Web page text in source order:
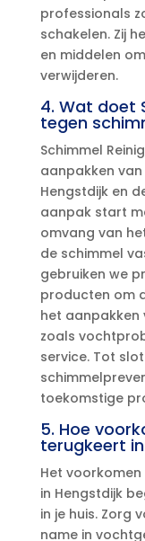
professionals
schakelen.​ Zij
en middelen
verwijderen.​
4.​ Wat doet
tegen
Schimmel
aanpakken
Hengstdijk en
aanpak start
omvang van
de schimmel
gebruiken we
producten om
het aanpakken
zoals
service.​ Tot
toekomstige
5.​ Hoe
terugkeert
Het
in Hengstdijk
in je huis.​ Zorg
name in